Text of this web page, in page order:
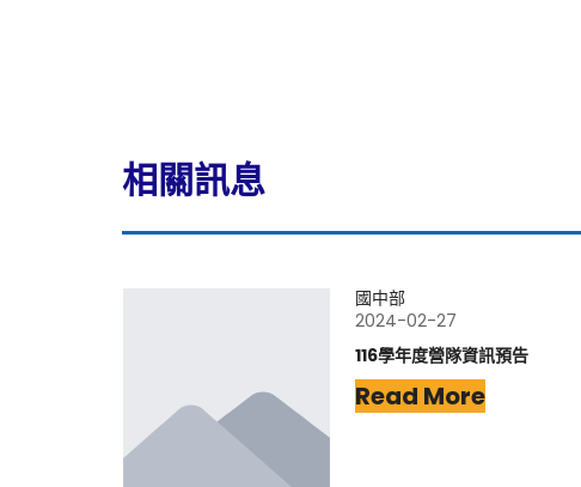
相關訊息
國中部
2024-02-27
116學年度營隊資訊預告
Read More